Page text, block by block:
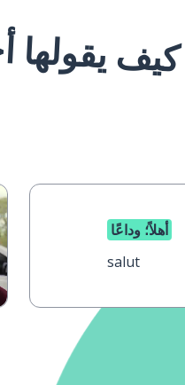
يقولها
أهلاً؛ وداعًا
salut